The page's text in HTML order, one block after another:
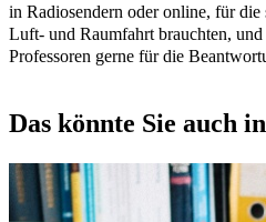
in Radiosendern oder online, für die
Luft- und Raumfahrt brauchten, und
Professoren gerne für die
Das könnte Sie auch